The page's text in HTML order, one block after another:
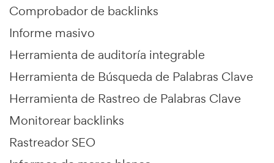
Comprobador de backlinks
Informe masivo
Herramienta de auditoría integrable
Herramienta de Búsqueda de Palabras Clave
Herramienta de Rastreo de Palabras Clave
Monitorear backlinks
Rastreador SEO